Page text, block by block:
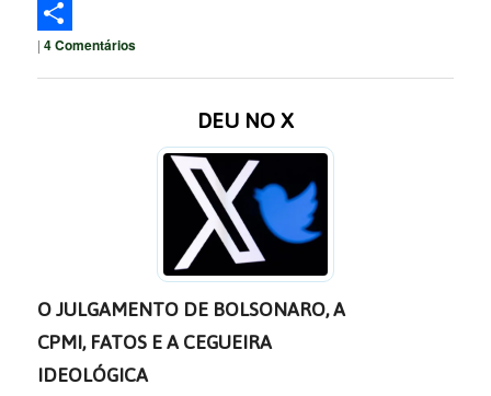
Telegram
Share
|4Comentários
DEU NO X
O JULGAMENTO DE BOLSONARO, A
CPMI, FATOS E A CEGUEIRA
IDEOLÓGICA